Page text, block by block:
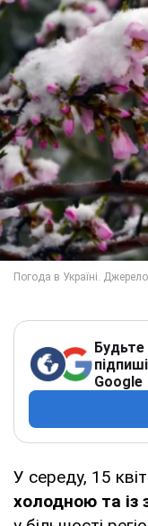
Google
У середу, 15
холодною та із